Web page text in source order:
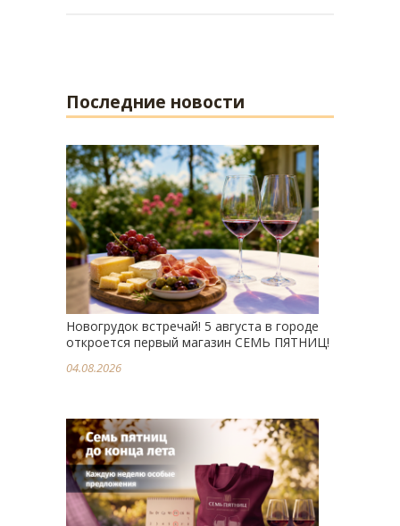
Последние новости
Новогрудок встречай! 5 августа в городе
откроется первый магазин СЕМЬ ПЯТНИЦ!
04.08.2026